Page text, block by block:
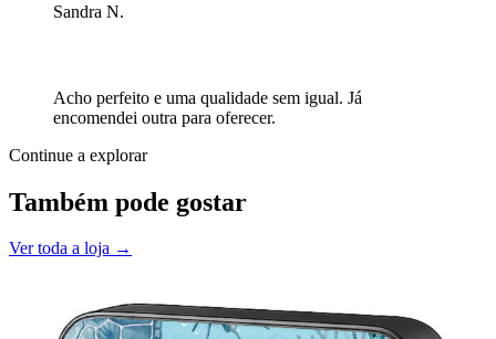
Sandra N.
Acho perfeito e uma qualidade sem igual. Já
encomendei outra para oferecer.
Continue a explorar
Também pode gostar
Ver toda a loja →